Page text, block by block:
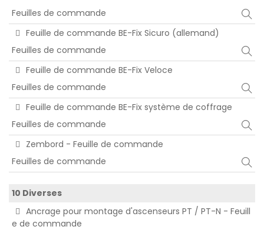
Feuilles de commande
Feuille de commande BE-Fix Sicuro (allemand)
Feuilles de commande
Feuille de commande BE-Fix Veloce
Feuilles de commande
Feuille de commande BE-Fix système de coffrage
Feuilles de commande
Zembord - Feuille de commande
Feuilles de commande
10 Diverses
Ancrage pour montage d'ascenseurs PT / PT-N - Feuill
e de commande